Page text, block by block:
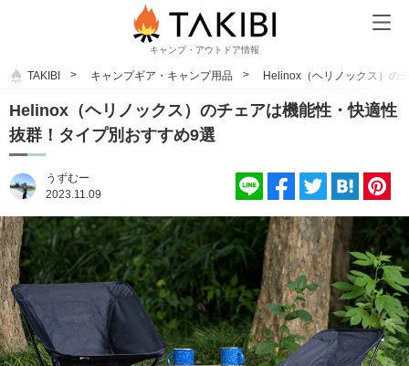
キャンプ・アウトドア情報
TAKIBI キャンプギア・キャンプ用品 Helinox（ヘリノックス）の
Helinox（ヘリノックス）のチェアは機能性・快適性
抜群！タイプ別おすすめ9選
うずむー
2023.11.09